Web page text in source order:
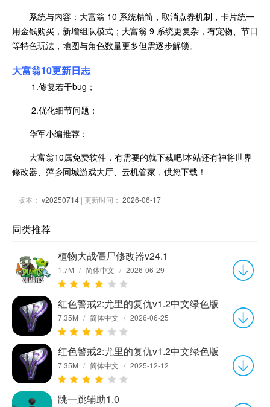
系统与内容：大富翁 10 系统精简，取消点券机制，卡片统一
用金钱购买，新增组队模式；大富翁 9 系统更复杂，有宠物、节日
等特色玩法，地图与角色数量更多但需逐步解锁。
大富翁10更新日志
1.修复若干bug；
2.优化细节问题；
华军小编推荐：
大富翁10属免费软件，有需要的就下载吧!本站还有神将世界
修改器、萍乡同城游戏大厅、云机管家，供您下载！
版本： v20250714 | 更新时间： 2026-06-17
同类推荐
植物大战僵尸修改器v24.1
1.7M / 简体中文 / 2026-06-29
红色警戒2:尤里的复仇v1.2中文绿色版
7.35M / 简体中文 / 2026-06-25
红色警戒2:尤里的复仇v1.2中文绿色版
7.35M / 简体中文 / 2025-12-12
跳一跳辅助1.0